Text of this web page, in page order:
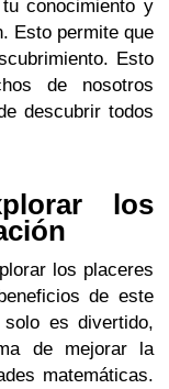
conocimiento y
Esto permite que
Esto
de nosotros
descubrir todos
los
los placeres
de este
es divertido,
de mejorar la
matemáticas.